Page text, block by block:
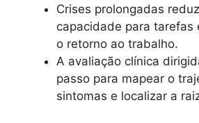
Crises prolongadas
capacidade para tarefas
o retorno ao trabalho.
A avaliação clínica
passo para mapear o
sintomas e localizar a